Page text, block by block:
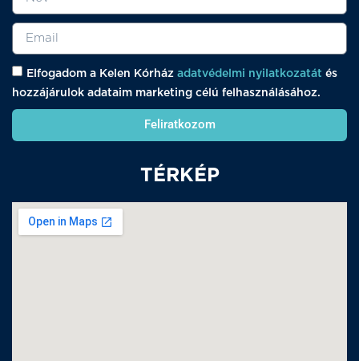
Elfogadom a Kelen Kórház adatvédelmi nyilatkozatát és
hozzájárulok adataim marketing célú felhasználásához.
Feliratkozom
TÉRKÉP